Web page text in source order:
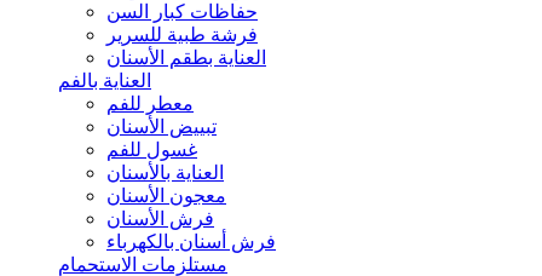
حفاظات كبار السن
فرشة طبية للسرير
العناية بطقم الأسنان
العناية بالفم
معطر للفم
تبييض الأسنان
غسول للفم
العناية بالأسنان
معجون الأسنان
فرش الأسنان
فرش أسنان بالكهرباء
مستلزمات الاستحمام